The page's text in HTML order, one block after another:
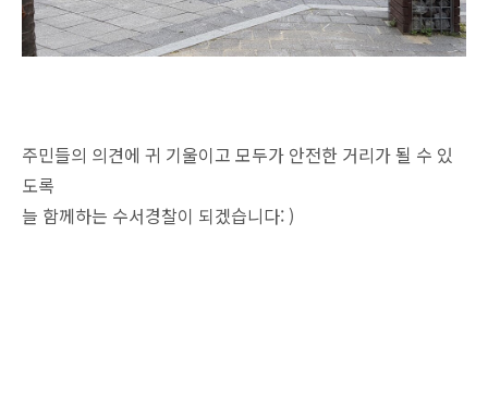
주민들의 의견에 귀 기울이고 모두가 안전한 거리가 될 수 있
도록
늘 함께하는 수서경찰이 되겠습니다: )